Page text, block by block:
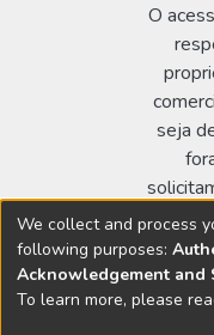
O
seja
Biblioteca
Av. Lineu Prestes
We collect and process
following purposes:
Acknowledgement and
To learn more, please